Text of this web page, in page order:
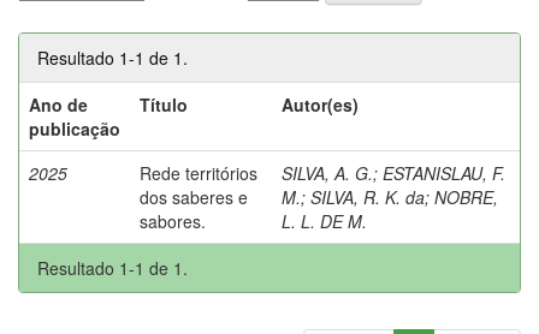
Resultado 1-1 de 1.
Ano de
publicação
Título Autor(es)
2025
Rede territórios
dos saberes e
sabores.
SILVA, A. G.; ESTANISLAU, F.
M.; SILVA, R. K. da; NOBRE,
L. L. DE M.
Resultado 1-1 de 1.